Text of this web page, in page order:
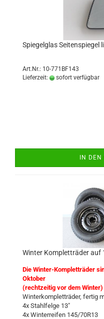
Spiegelglas Seitenspiegel
Art.Nr.: 10-771BF143
Lieferzeit:
sofort verfügbar
IN
Winter Kompletträder auf
Die Winter-Kompletträder
Oktober
(rechtzeitig vor dem
Winterkompletträder, fertig
4x Stahlfelge 13"
4x Winterreifen 145/70R13